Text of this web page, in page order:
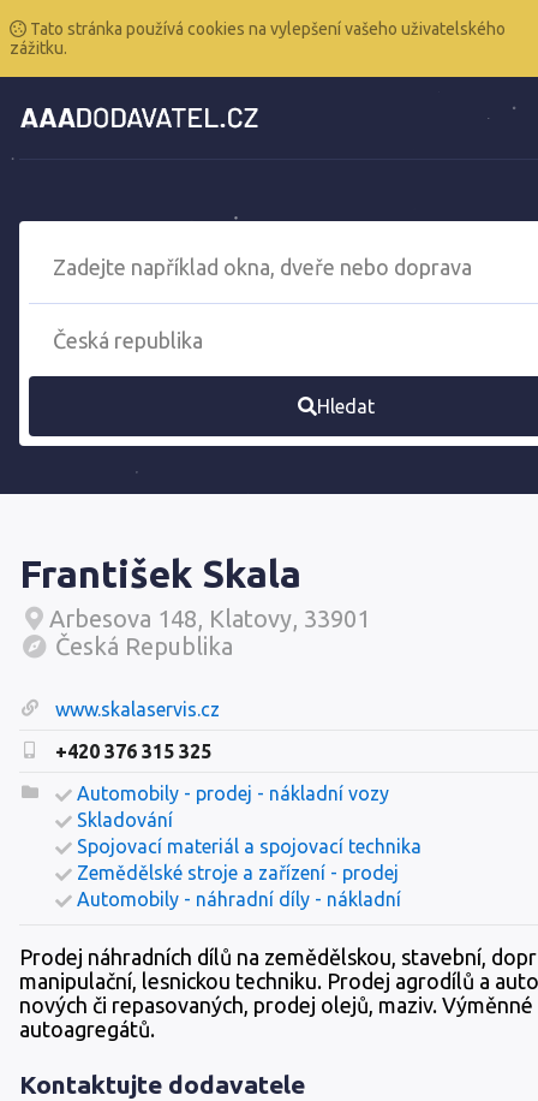
Tato stránka používá cookies na vylepšení vašeho uživatelského
zážitku.
Hledat
František Skala
Arbesova 148, Klatovy, 33901
Česká Republika
www.skalaservis.cz
+420 376 315 325
Automobily - prodej - nákladní vozy
Skladování
Spojovací materiál a spojovací technika
Zemědělské stroje a zařízení - prodej
Automobily - náhradní díly - nákladní
Prodej náhradních dílů na zemědělskou, stavební,
manipulační, lesnickou techniku. Prodej agrodílů a
nových či repasovaných, prodej olejů, maziv.
autoagregátů.
Kontaktujte dodavatele